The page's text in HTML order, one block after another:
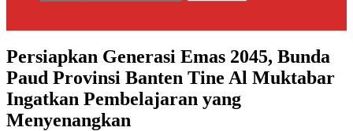
Persiapkan Generasi Emas 2045, Bunda
Paud Provinsi Banten Tine Al Muktabar
Ingatkan Pembelajaran yang
Menyenangkan